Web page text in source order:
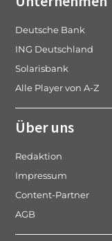
Deutsche Bank
ING Deutschland
Solarisbank
Alle Player von A-Z
Über uns
Redaktion
Impressum
Content-Partner
AGB